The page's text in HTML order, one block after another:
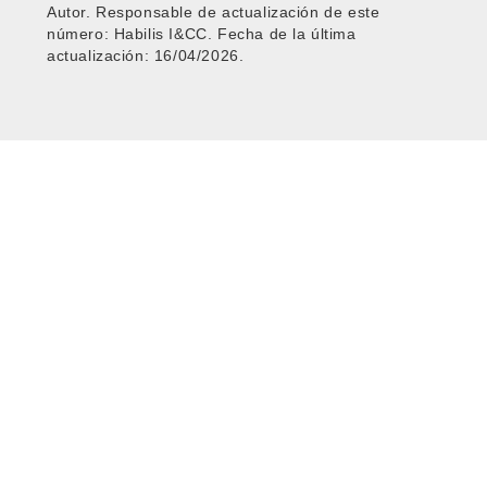
Autor. Responsable de actualización de este
número: Habilis I&CC. Fecha de la última
actualización: 16/04/2026.